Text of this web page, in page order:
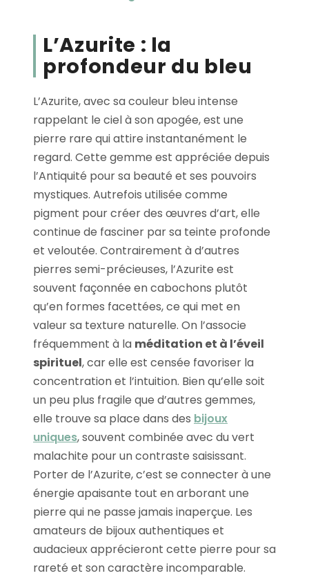
L’Azurite : la
profondeur du bleu
L’Azurite, avec sa couleur bleu intense
rappelant le ciel à son apogée, est une
pierre rare qui attire instantanément le
regard. Cette gemme est appréciée depuis
l’Antiquité pour sa beauté et ses pouvoirs
mystiques. Autrefois utilisée comme
pigment pour créer des œuvres d’art, elle
continue de fasciner par sa teinte profonde
et veloutée. Contrairement à d’autres
pierres semi-précieuses, l’Azurite est
souvent façonnée en cabochons plutôt
qu’en formes facettées, ce qui met en
valeur sa texture naturelle. On l’associe
fréquemment à la méditation et à l’éveil
spirituel, car elle est censée favoriser la
concentration et l’intuition. Bien qu’elle soit
un peu plus fragile que d’autres gemmes,
elle trouve sa place dans des bijoux
uniques, souvent combinée avec du vert
malachite pour un contraste saisissant.
Porter de l’Azurite, c’est se connecter à une
énergie apaisante tout en arborant une
pierre qui ne passe jamais inaperçue. Les
amateurs de bijoux authentiques et
audacieux apprécieront cette pierre pour sa
rareté et son caractère incomparable.